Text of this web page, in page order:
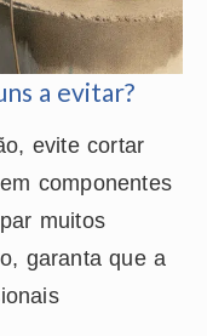
a evitar?
evite cortar
componentes
muitos
garanta que a